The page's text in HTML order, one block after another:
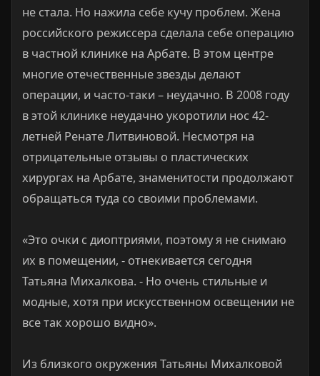
не стала. Но нажила себе кучу проблем. Жена
российского режиссера сделала себе операцию
в частной клинике на Арбате. В этом центре
многие отечественные звезды делают
операции, и часто-таки – неудачно. В 2008 году
в этой клинике неудачно укоротили нос 42-
летней Ренате Литвиновой. Несмотря на
отрицательные отзывы о пластических
хирургах на Арбате, знаменитости продолжают
обращаться туда со своими проблемами.
«Это очки с диоптриями, поэтому я не снимаю
их в помещении, - отнекивается сегодня
Татьяна Михалкова. - Но очень стильные и
модные, хотя при искусственном освещении не
все так хорошо видно».
Из близкого окружения Татьяны Михалковой